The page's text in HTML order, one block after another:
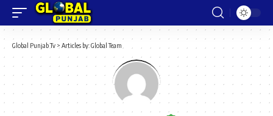
Global Punjab Tv > Articles by: Global Team